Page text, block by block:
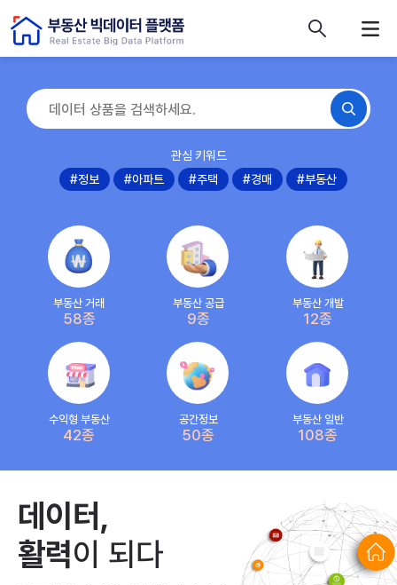
관심 키워드
#정보
#아파트 #주택 #경매 #부동산
부동산 거래
58종
부동산 공급
9종
부동산 개발
12종
수익형 부동산
42종
공간정보
50종
부동산 일반
108종
데이터,
활력이 되다
상가임대료(공공상가)
화물차 기종점 통행량